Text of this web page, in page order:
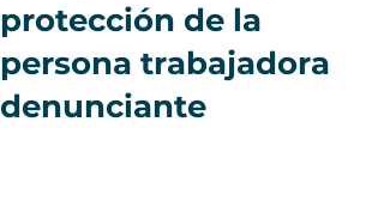
protección de la
persona trabajadora
denunciante